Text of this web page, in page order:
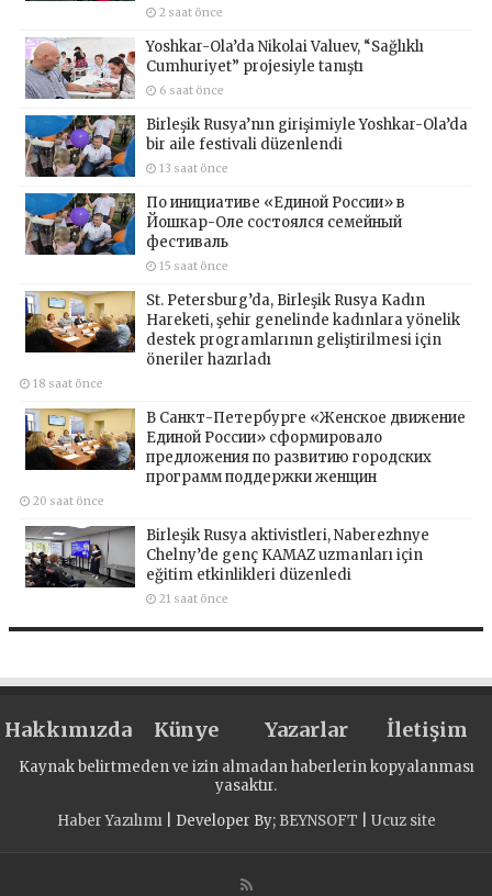
2 saat önce
Yoshkar-Ola’da Nikolai Valuev, “Sağlıklı
Cumhuriyet” projesiyle tanıştı
6 saat önce
Birleşik Rusya’nın girişimiyle Yoshkar-Ola’da
bir aile festivali düzenlendi
13 saat önce
По инициативе «Единой России» в
Йошкар-Оле состоялся семейный
фестиваль
15 saat önce
St. Petersburg’da, Birleşik Rusya Kadın
Hareketi, şehir genelinde kadınlara yönelik
destek programlarının geliştirilmesi için
öneriler hazırladı
18 saat önce
В Санкт-Петербурге «Женское движение
Единой России» сформировало
предложения по развитию городских
программ поддержки женщин
20 saat önce
Birleşik Rusya aktivistleri, Naberezhnye
Chelny’de genç KAMAZ uzmanları için
eğitim etkinlikleri düzenledi
21 saat önce
Hakkımızda Künye Yazarlar İletişim
Kaynak belirtmeden ve izin almadan haberlerin kopyalanması
yasaktır.
Haber Yazılımı| Developer By; BEYNSOFT Ucuz site